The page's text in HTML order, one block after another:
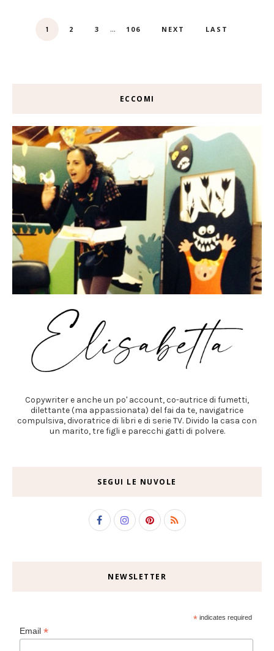
1 2 3 ... 106 NEXT LAST
ECCOMI
Copywriter e anche un po' account, co-autrice di fumetti,
dilettante (ma appassionata) del fai da te, navigatrice
compulsiva, divoratrice di libri e di serie TV. Divido la casa con
un marito, tre figli e parecchi gatti di polvere.
SEGUI LE NUVOLE
NEWSLETTER
* indicates required
Email*